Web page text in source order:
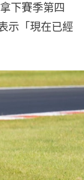
下賽季第四
示「現在已經